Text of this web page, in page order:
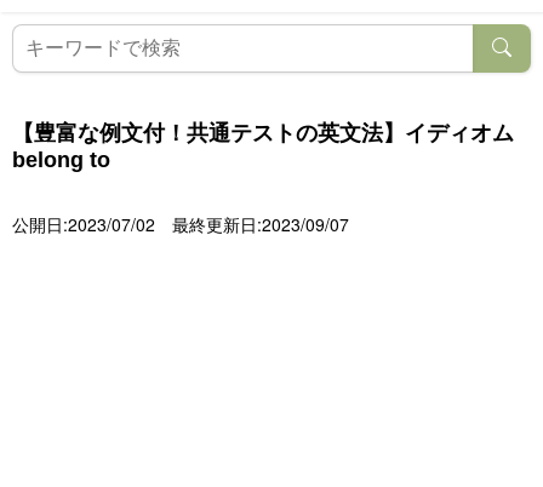
【豊富な例文付！共通テストの英文法】イディオム
belong to
公開日:2023/07/02 最終更新日:2023/09/07